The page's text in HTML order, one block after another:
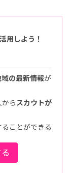
用しよう！
の最新情報が
ら スカウトが
ることができる